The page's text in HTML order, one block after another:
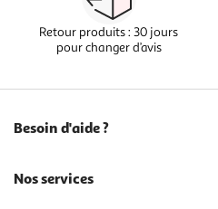
Retour produits : 30 jours
pour changer d’avis
Besoin d'aide ?
Nos services